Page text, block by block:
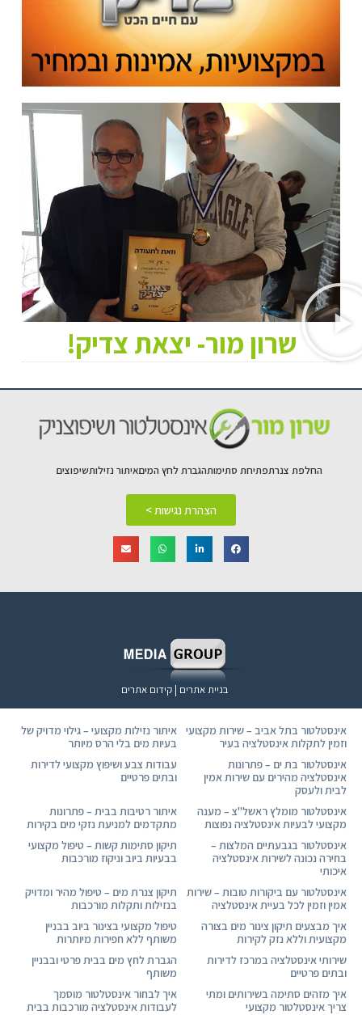
שרון מור- יצאת צדיק!
החלפת צנרתפתיחת סתימותהגברת לחץ המיםאיתור נזילותשיפוצים
הצהרת נגישות >
בניית אתרים | קידום אתרים
אינסטלטור בתל אביב – שירות מקצועי
וזמין לתקלות אינסטלציה בעיר
איתור נזילות מקצועי – גילוי מדויק של
בעיות מים בלי הרס מיותר
אינסטלטור בת ים – פתרונות
אינסטלציה מהירים עם שירות אמין
לבית ולעסק
עבודות צבע ושיפוץ מקצועי לדירות
ובתים פרטיים
אינסטלטור מומלץ ראשל"צ – מענה
מקצועי לבעיות אינסטלציה נפוצות
איתור רטיבות בבית – פתרונות
מתקדמים למניעת נזקי מים בקירות
אינסטלטור בגבעתיים המלצות –
בחירה נכונה לשירות אינסטלציה
איכותי
תיקון סתימות קשות – טיפול מקצועי
בבעיות ביוב וניקוז מורכבות
אינסטלטור עם ביקורות טובות – שירות
אמין וזמין לכל בעיית אינסטלציה
תיקון צנרת מים – טיפול מהיר ומדויק
בנזילות ותקלות מורכבות
איך מבצעים תיקון צינור מים בצורה
מקצועית וללא נזק לקירות
טיפול מקצועי בצינור ביוב בבניין
משותף ללא חפירות מיותרות
שירותי אינסטלציה במרכז לדירות
ובתים פרטיים
הגברת לחץ מים בבית פרטי ובבניין
משותף
איך מזהים סתימה בשירותים ומתי
צריך אינסטלטור מקצועי
איך לבחור אינסטלטור מוסמך
לעבודות אינסטלציה מורכבות בבית